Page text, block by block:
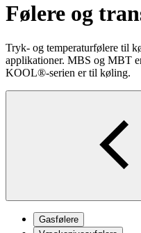
Følere og
Tryk- og temperaturfølere til
applikationer. MBS og MBT
KOOL®-serien er til køling.
Gasfølere